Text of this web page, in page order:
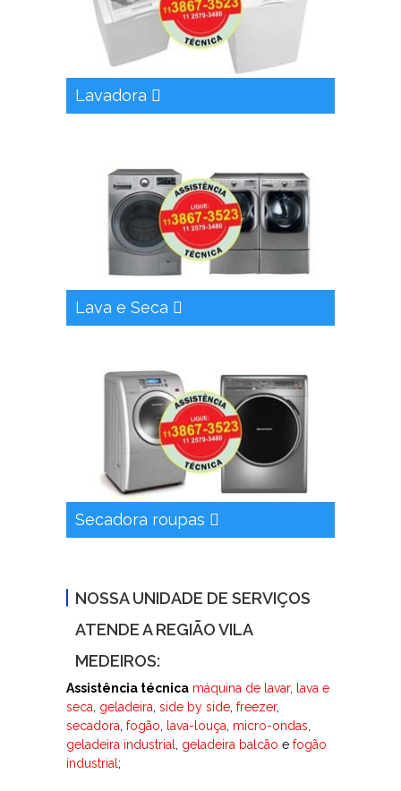
Lavadora
Lava e Seca
Secadora roupas
NOSSA UNIDADE DE SERVIÇOS
ATENDE A REGIÃO VILA
MEDEIROS:
Assistência técnica máquina de lavar,
lava e
seca geladeira side by side freezer,
secadora fogão lava-louça micro-ondas
geladeira industrial
geladeira balcão e fogão
industrial ;